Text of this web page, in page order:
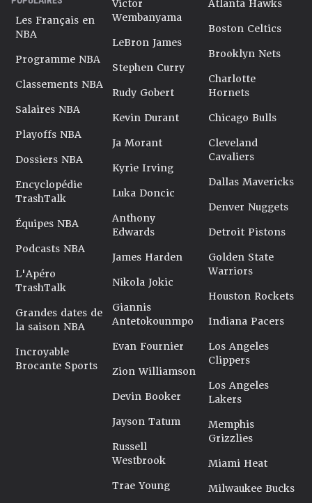
Les Français en
NBA
Programme NBA
Classements NBA
Salaires NBA
Playoffs NBA
Dossiers NBA
Encyclopédie
TrashTalk
Équipes NBA
Podcasts NBA
L'Apéro
TrashTalk
Grandes dates de
la saison NBA
Incroyable
Brocante Sports
Victor
Wembanyama
LeBron James
Stephen Curry
Rudy Gobert
Kevin Durant
Ja Morant
Kyrie Irving
Luka Doncic
Anthony
Edwards
James Harden
Nikola Jokic
Giannis
Antetokounmpo
Evan Fournier
Zion Williamson
Devin Booker
Jayson Tatum
Russell
Westbrook
Trae Young
Atlanta Hawks
Boston Celtics
Brooklyn Nets
Charlotte
Hornets
Chicago Bulls
Cleveland
Cavaliers
Dallas Mavericks
Denver Nuggets
Detroit Pistons
Golden State
Warriors
Houston Rockets
Indiana Pacers
Los Angeles
Clippers
Los Angeles
Lakers
Memphis
Grizzlies
Miami Heat
Milwaukee Bucks